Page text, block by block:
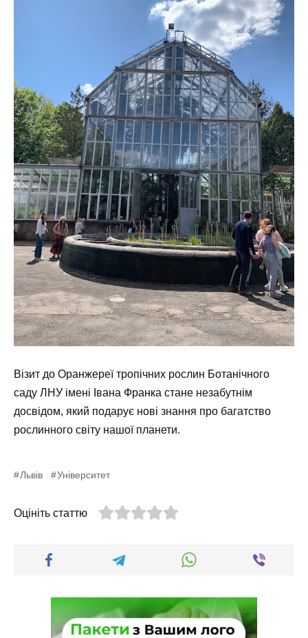
Візит до Оранжереї тропічних рослин Ботанічного
саду ЛНУ імені Івана Франка стане незабутнім
досвідом, який подарує нові знання про багатство
рослинного світу нашої планети.
Львів Університет
Оцініть статтю